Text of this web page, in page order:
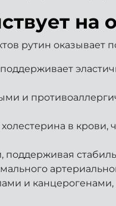
на
рутин
и
в
поддерживая
и